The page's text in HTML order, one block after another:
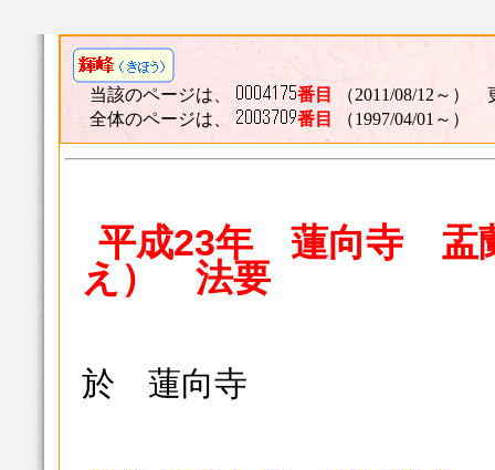
当該のページは、 番目
（2011/08/12～）
全体のページは、
番目 （1997/04/01～）
平成23年 蓮向寺 盂
え） 法要
於 蓮向寺